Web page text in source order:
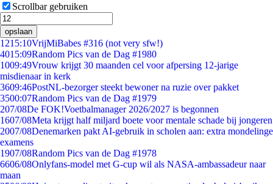
Scrollbar gebruiken
opslaan
1215:10VrijMiBabes #316 (not very sfw!)
4015:09Random Pics van de Dag #1980
1009:49Vrouw krijgt 30 maanden cel voor afpersing 12-jarige
misdienaar in kerk
3609:46PostNL-bezorger steekt bewoner na ruzie over pakket
3500:07Random Pics van de Dag #1979
207/08De FOK!Voetbalmanager 2026/2027 is begonnen
1607/08Meta krijgt half miljard boete voor mentale schade bij jongeren
2007/08Denemarken pakt AI-gebruik in scholen aan: extra mondelinge
examens
1907/08Random Pics van de Dag #1978
6606/08Onlyfans-model met G-cup wil als NASA-ambassadeur naar
maan